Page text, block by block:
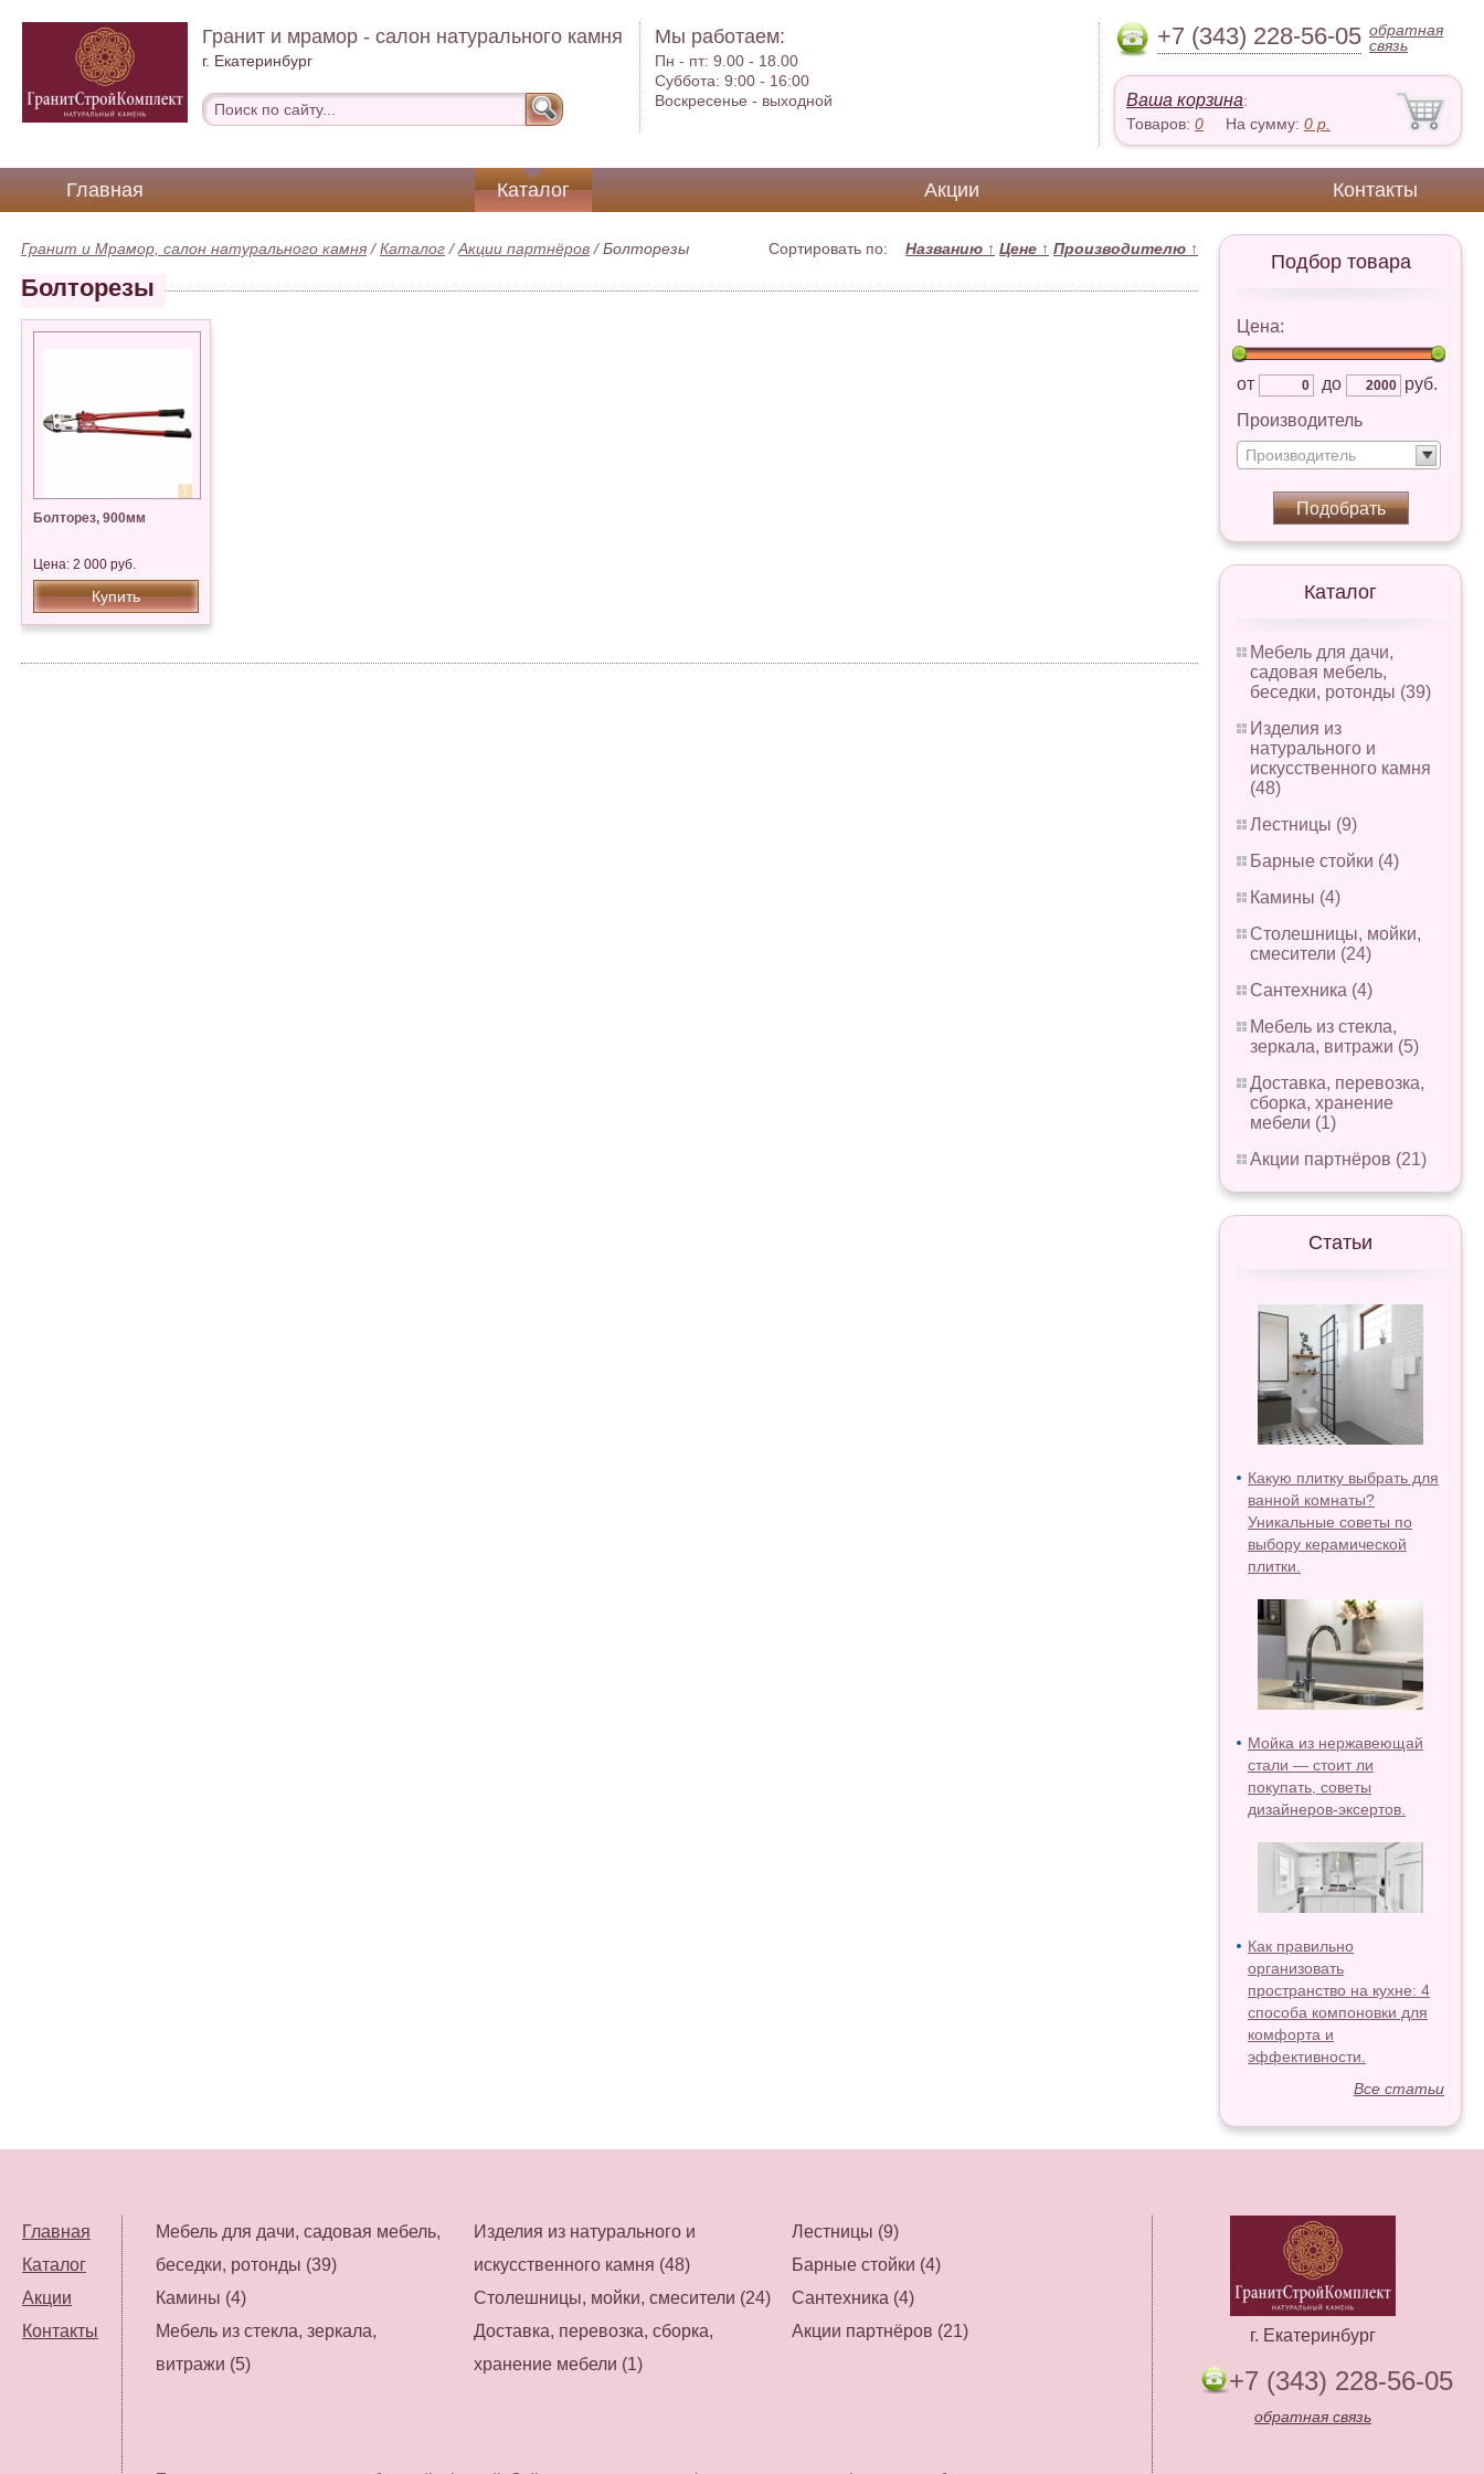
Гранит и мрамор - салон натурального камня
г. Екатеринбург
Мы работаем:
Пн - пт:9.00 - 18.00
Суббота:9:00 - 16:00
Воскресенье - выходной
+7 (343) 228-56-05 обратная
связь
Ваша корзина:
Товаров: 0 На сумму: 0 р.
Главная Каталог Акции Контакты
Подбор товара
Цена:
от до
руб.
Производитель
Производитель
Подобрать
Каталог
Мебель для дачи,
садовая мебель,
беседки, ротонды (39)
Изделия из
натурального и
искусственного камня
(48)
Лестницы (9)
Барные стойки (4)
Камины (4)
Столешницы, мойки,
смесители (24)
Сантехника (4)
Мебель из стекла,
зеркала, витражи (5)
Доставка, перевозка,
сборка, хранение
мебели (1)
Акции партнёров (21)
Статьи
Какую плитку выбрать для
ванной комнаты?
Уникальные советы по
выбору керамической
плитки.
Мойка из нержавеющай
стали — стоит ли
покупать, советы
дизайнеров-эксертов.
Как правильно
организовать
пространство на кухне: 4
способа компоновки для
комфорта и
эффективности.
Все статьи
Сортировать по: Названию ↑ Цене ↑ Производителю ↑
Гранит и Мрамор, салон натурального камня /Каталог /Акции партнёров /Болторезы
Болторезы
Болторез, 900мм
Цена: 2 000 руб.
Купить
Главная
Каталог
Акции
Контакты
г. Екатеринбург
+7 (343) 228-56-05
обратная связь
Мебель для дачи, садовая мебель,
беседки, ротонды (39)
Изделия из натурального и
искусственного камня (48)
Лестницы (9)
Барные стойки (4)
Камины (4)
Столешницы, мойки, смесители (24)
Сантехника (4)
Мебель из стекла, зеркала,
витражи (5)
Доставка, перевозка, сборка,
хранение мебели (1)
Акции партнёров (21)